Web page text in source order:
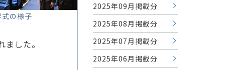
式の様子
した。
2025年09月掲載分
2025年08月掲載分
2025年07月掲載分
2025年06月掲載分